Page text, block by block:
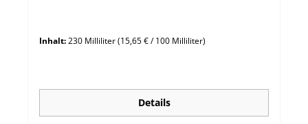
Inhalt:230 Milliliter(15,65 € / 100 Milliliter)
Details